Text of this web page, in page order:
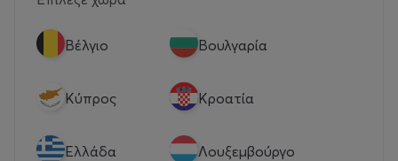
Βέλγιο Βουλγαρία
Κύπρος Κροατία
Eλλάδα Λουξεμβούργο